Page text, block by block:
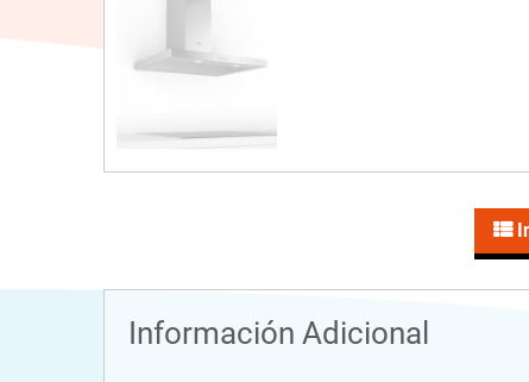
Información Adicional